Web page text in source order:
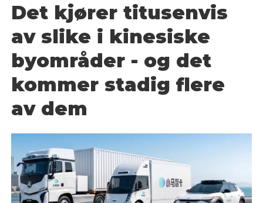
Det kjører titusenvis
av slike i kinesiske
byområder - og det
kommer stadig flere
av dem